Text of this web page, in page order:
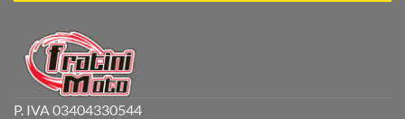
P. IVA 03404330544